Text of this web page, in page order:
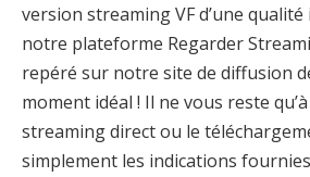
version streaming VF d’une
notre plateforme Regarder
repéré sur notre site de diffusion
moment idéal ! Il ne vous reste
streaming direct ou le
simplement les indications